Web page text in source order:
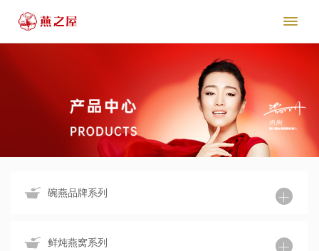
 碗燕品牌系列
 鲜炖燕窝系列